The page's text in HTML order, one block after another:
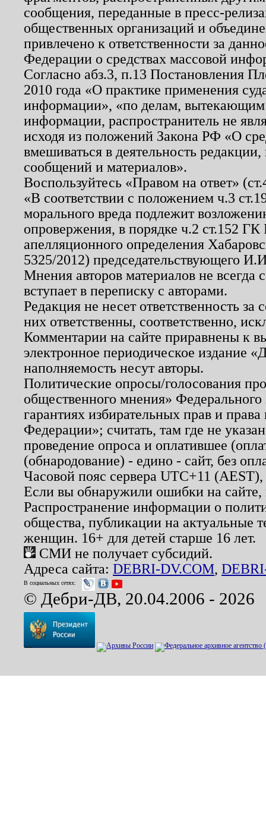
сообщения, переданные в пресс-
общественных организаций и
привлечено к ответственности за
Федерации о средствах массовой
Согласно абз.3, п.13 Постановления
2010 года «О практике применения
информации», «по делам, вытекающим
информации, распространитель не
исходя из положений Закона РФ «О
вмешиваться в деятельность
сообщений и материалов».
Воспользуйтесь «Правом на ответ»
«В соответствии с положением ч.3
морального вреда подлежит
опровержения, в порядке ч.2 ст.152
апелляционного определения
5325/2012) председательствующего
Мнения авторов материалов не
вступает в переписку с авторами.
Редакция не несет ответственность
них ответственны, соответственно,
Комментарии на сайте приравнены к
электронное периодическое издание
наполняемость несут авторы.
Политические опросы/голосования
общественного мнения»
гарантиях избирательных прав и
Федерации»; считать, там где не
проведение опроса и оплатившее
(обнародование) - едино - сайт, без
Часовой пояс сервера UTC+11
Если вы обнаружили ошибки на
Распространение информации о
общества, публикации на актуальные
женщин. 16+ для детей старше 16 лет.
СМИ не получает субсидий.
Адреса сайта: DEBRI-DV.COM,
В социальных сетях:
© Дебри-ДВ, 20.04.2006 - 2026